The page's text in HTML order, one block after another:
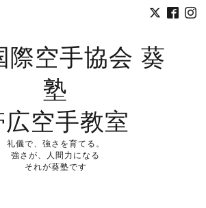
際空手協会 葵
塾
広空手教室
礼儀で、強さを育てる。
強さが、人間力になる
それが葵塾です